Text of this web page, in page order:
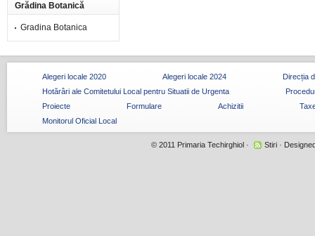
Grădina Botanică
Gradina Botanica
Alegeri locale 2020 Alegeri locale 2024
Direcția
Hotărâri ale Comitetului Local pentru Situatii de Urgenta
Proiecte
Formulare Achizitii
Monitorul Oficial Local
© 2011 Primaria Techirghiol · Stiri ·